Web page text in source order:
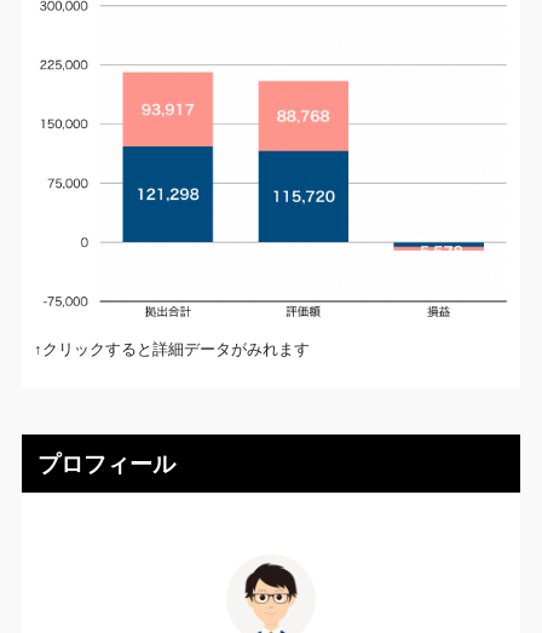
↑クリックすると詳細データがみれます
プロフィール